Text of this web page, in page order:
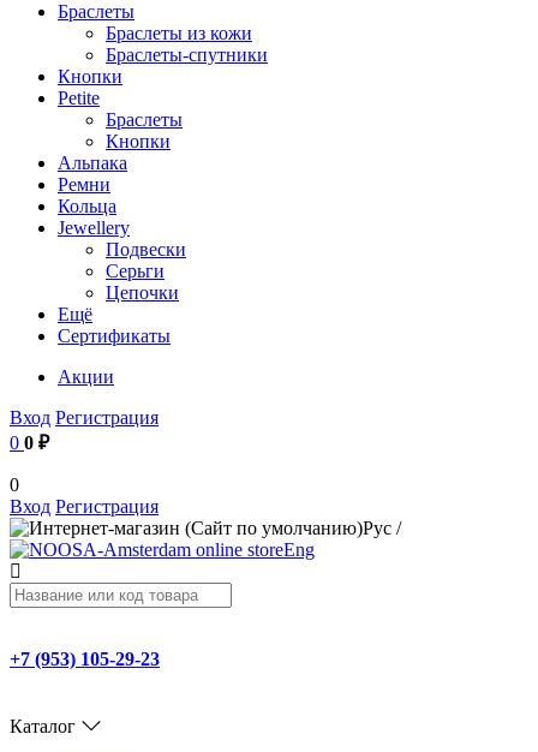
Браслеты
Браслеты из кожи
Браслеты-спутники
Кнопки
Petite
Браслеты
Кнопки
Альпака
Ремни
Кольца
Jewellery
Подвески
Серьги
Цепочки
Ещё
Сертификаты
Акции
Вход Регистрация
0 0 ₽
0
Вход Регистрация
Рус /
Eng
+7 (953) 105-29-23
Каталог